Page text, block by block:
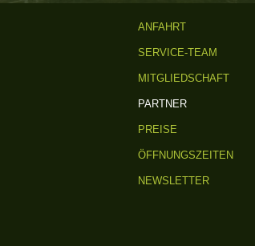
a
p
m
ANFAHRT
SERVICE-TEAM
MITGLIEDSCHAFT
PARTNER
PREISE
ÖFFNUNGSZEITEN
NEWSLETTER